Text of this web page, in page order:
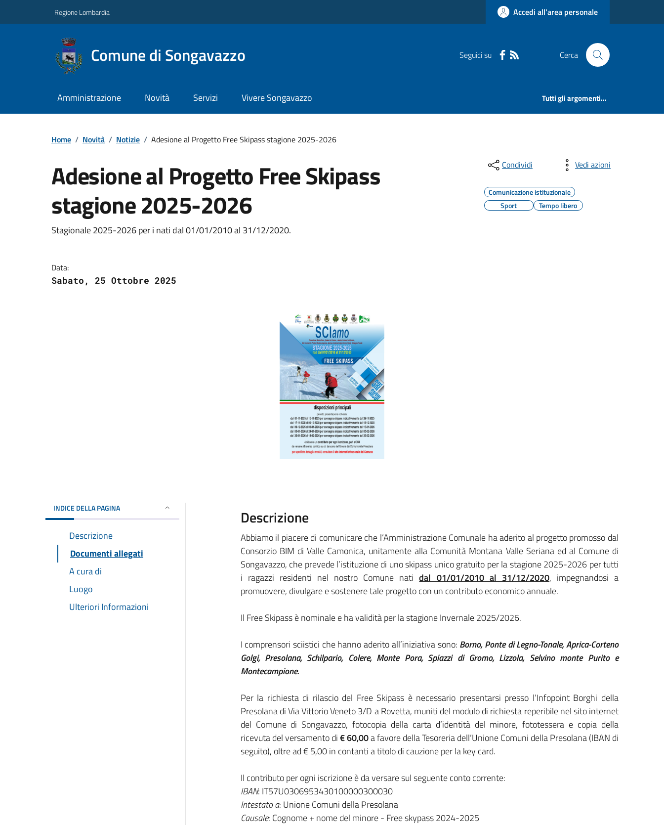
Regione Lombardia Accedi all'area personale
Comune di Songavazzo Seguici su Cerca
Amministrazione Novità Servizi Vivere Songavazzo Tutti gli argomenti...
Home / Novità / Notizie / Adesione al Progetto Free Skipass stagione 2025-2026
Adesione al Progetto Free Skipass
stagione 2025-2026
Stagionale 2025-2026 per i nati dal 01/01/2010 al 31/12/2020.
Data:
Sabato, 25 Ottobre 2025
Condividi Vedi azioni
Comunicazione istituzionale
Sport
Tempo libero
INDICE DELLA PAGINA
Descrizione
Documenti allegati
A cura di
Luogo
Ulteriori Informazioni
Descrizione
Abbiamo il piacere di comunicare che l’Amministrazione Comunale ha aderito al progetto promosso dal
Consorzio BIM di Valle Camonica, unitamente alla Comunità Montana Valle Seriana ed al Comune di
Songavazzo, che prevede l’istituzione di uno skipass unico gratuito per la stagione 2025-2026 per tutti
i ragazzi residenti nel nostro Comune natidal 01/01/2010 al 31/12/2020, impegnandosi a
promuovere, divulgare e sostenere tale progetto con un contributo economico annuale.
Il Free Skipass è nominale e ha validità per la stagione Invernale 2025/2026.
I comprensori sciistici che hanno aderito all’iniziativa sono: Borno, Ponte di Legno-Tonale, Aprica-Corteno
Golgi, Presolana, Schilpario, Colere, Monte Pora, Spiazzi di Gromo, Lizzola, Selvino monte Purito e
Montecampione.
Per la richiesta di rilascio del Free Skipass è necessario presentarsi presso l’Infopoint Borghi della
Presolana di Via Vittorio Veneto 3/D a Rovetta, muniti del modulo di richiesta reperibile nel sito internet
del Comune di Songavazzo, fotocopia della carta d’identità del minore, fototessera e copia della
ricevuta del versamento di€ 60,00a favore della Tesoreria dell’Unione Comuni della Presolana (IBAN di
seguito), oltre ad € 5,00 in contanti a titolo di cauzione per la key card.
Il contributo per ogni iscrizione è da versare sul seguente conto corrente:
IBAN: IT57U0306953430100000300030
Intestato a: Unione Comuni della Presolana
Causale: Cognome + nome del minore - Free skypass 2024-2025